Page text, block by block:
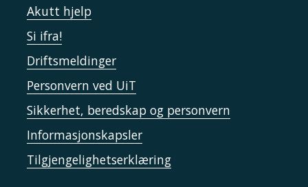
Akutt hjelp
Si ifra!
Driftsmeldinger
Personvern ved UiT
Sikkerhet, beredskap og personvern
Informasjonskapsler
Tilgjengelighetserklæring